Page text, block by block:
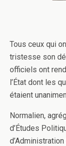
Tous ceux qui
tristesse son
officiels ont
l’État dont les
étaient
Normalien,
d’Études